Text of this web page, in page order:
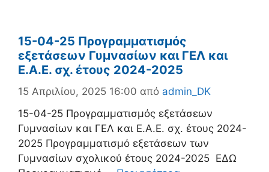
15-04-25 Προγραμματισμός
εξετάσεων Γυμνασίων και ΓΕΛ και
Ε.Α.Ε. σχ. έτους 2024-2025
15 Απριλίου, 2025 16:00 από admin_DK
15-04-25 Προγραμματισμός εξετάσεων
Γυμνασίων και ΓΕΛ και Ε.Α.Ε. σχ. έτους 2024-
2025 Προγραμματισμό εξετάσεων των
Γυμνασίων σχολικού έτους 2024-2025 ΕΔΩ